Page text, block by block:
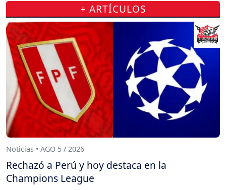
+ ARTÍCULOS
Noticias • AGO 5 / 2026
Rechazó a Perú y hoy destaca en la
Champions League